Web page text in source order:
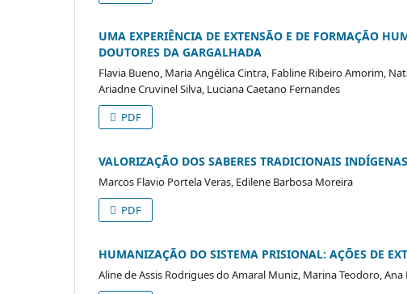
UMA EXPERIÊNCIA DE EXTENSÃO E DE FORMAÇÃO
DOUTORES DA GARGALHADA
Flavia Bueno, Maria Angélica Cintra, Fabline Ribeiro Amorim,
Ariadne Cruvinel Silva, Luciana Caetano Fernandes
PDF
VALORIZAÇÃO DOS SABERES TRADICIONAIS
Marcos Flavio Portela Veras, Edilene Barbosa Moreira
PDF
HUMANIZAÇÃO DO SISTEMA PRISIONAL: AÇÕES DE
Aline de Assis Rodrigues do Amaral Muniz, Marina Teodoro,